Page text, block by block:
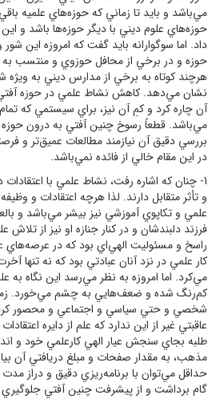
مي‌باشد و بايد تا زماني که حوزههاي علميه
حوزههاي علوم ديني با ديگر حوزهها باشد و
داد. اما سوگوارانه بايد گفت که امروزه اين
حوزه و در برخي از محافل حوزوي و منتسب
هرچند کوتاه به برخي از مدارس ديني به ويژه
نشان مي‌دهد. کاهش نشاط علمي در حوزه آفتي
آن چاره کرد و کمِ آن نيز، براي سيستمي که
مي‌باشد. قطعاً رسوخ چنين آفتي به درون
بررسي دقيق آن نيازمند مطالعات عميقتر و
در اين مقام خالي از فائده نمي‌باشد.
1- چنان که اشاره رفت، نشاط علمي با
و تأثر متقابل دارند. لذا هرچه اعتقادات و
علمي و تکاپوي آموزشي نيز بيشر مي‌باشد و
فرزند دلبندشان و در کنار جنازه او نيز از تلاش
راسخ و مسئوليت الهي‌اي بود که در عرصههاي
کار علمي در نزد آنان عبادتي بود که نه تنها
مي‌کرد. اما امروزه به نظر مي‌رسد اين نگاه
کمرنگ شده و ضعف‌هايي به چشم مي‌خورد.
شخصي و حتي سياسي و اجتماعي و محصور
عاقبتي غير از اين ندارد که علم از دايره
طلبه بجاي سنجش عيار الهي کارعلمي خود و
مذهب، به مقدار صفحات و مبلغ دريافتي آن
حداقل مي‌توان با برنامه‌ريزي دقيق و دراز
گام برداشت و از پيشرفت چنين آفتي جلوگيري